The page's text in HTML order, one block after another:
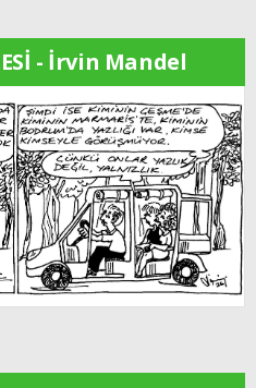
- İrvin Mandel